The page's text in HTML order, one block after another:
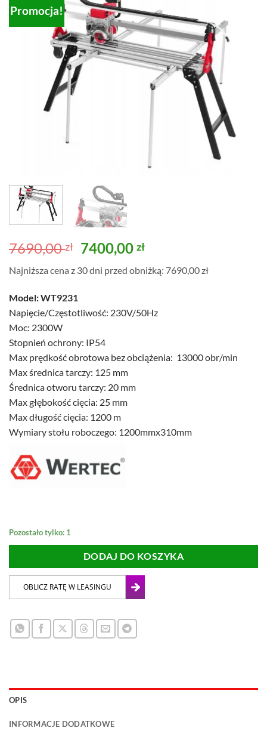
Promocja!
7690,00zł Pierwotna
wynosiła:
7400,00złAktualna
wynosi:
Najniższa cena z 30 dni przed obniżką: 7690,00 zł
Model: WT9231
Napięcie/Częstotliwość: 230V/50Hz
Moc: 2300W
Stopnień ochrony: IP54
Max prędkość obrotowa bez obciążenia: 13000 obr/min
Max średnica tarczy: 125 mm
Średnica otworu tarczy: 20 mm
Max głębokość cięcia: 25 mm
Max długość cięcia: 1200 m
Wymiary stołu roboczego: 1200mmx310mm
Pozostało tylko: 1
DODAJ DO KOSZYKA
OPIS
INFORMACJE DODATKOWE